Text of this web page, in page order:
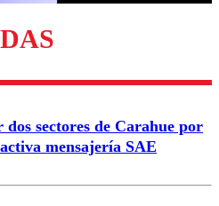
Enviar comentario
dos sectores de Carahue por
mensajería SAE